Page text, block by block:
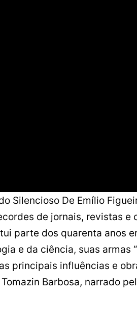
Silencioso De Emílio
de jornais, revistas
parte dos quarenta anos
e da ciência, suas armas
principais influências e
Barbosa, narrado